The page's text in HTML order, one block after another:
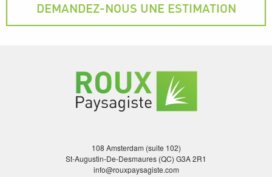
DEMANDEZ-NOUS UNE ESTIMATION
108 Amsterdam (suite 102)
St-Augustin-De-Desmaures (QC) G3A 2R1
info@rouxpaysagiste.com